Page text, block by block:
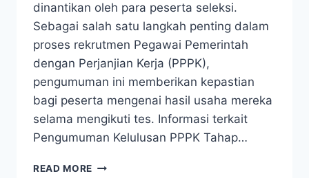
dinantikan oleh para peserta seleksi.
Sebagai salah satu langkah penting dalam
proses rekrutmen Pegawai Pemerintah
dengan Perjanjian Kerja (PPPK),
pengumuman ini memberikan kepastian
bagi peserta mengenai hasil usaha mereka
selama mengikuti tes. Informasi terkait
Pengumuman Kelulusan PPPK Tahap…
READ MORE